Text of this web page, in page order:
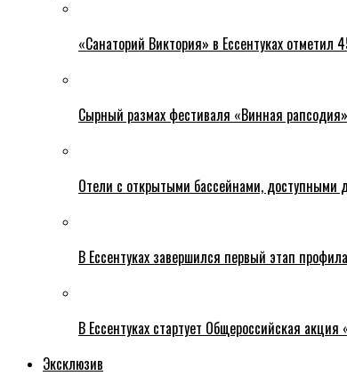
«Санаторий Виктория» в Ессентуках отметил
Сырный размах фестиваля «Винная
Отели с открытыми бассейнами, доступными
В Ессентуках завершился первый этап
В Ессентуках стартует Общероссийская
Эксклюзив